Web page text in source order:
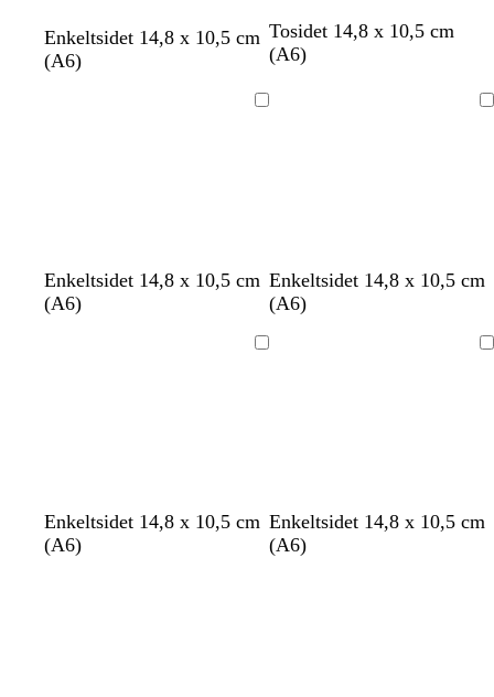
Enkeltsidet 14,8 x 10,5 cm
(A6)
Tosidet 14,8 x 10,5 cm
(A6)
h
v
h
v
h
v
h
v
h
v
Enkeltsidet 14,8 x 10,5 cm
(A6)
h
v
d
h
v
d
h
v
d
h
v
d
Enkeltsidet 14,8 x 10,5 cm
(A6)
h
v
h
v
h
v
h
v
h
v
Enkeltsidet 14,8 x 10,5 cm
(A6)
Enkeltsidet 14,8 x 10,5 cm
(A6)